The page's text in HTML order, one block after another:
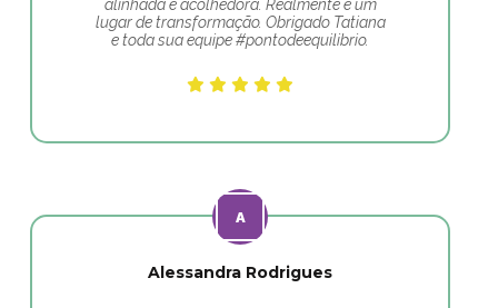
alinhada e acolhedora. Realmente é um
lugar de transformação. Obrigado Tatiana
e toda sua equipe #pontodeequilibrio.
Alessandra Rodrigues